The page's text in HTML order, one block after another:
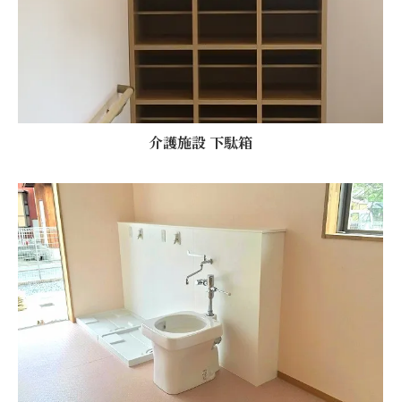
介護施設 下駄箱